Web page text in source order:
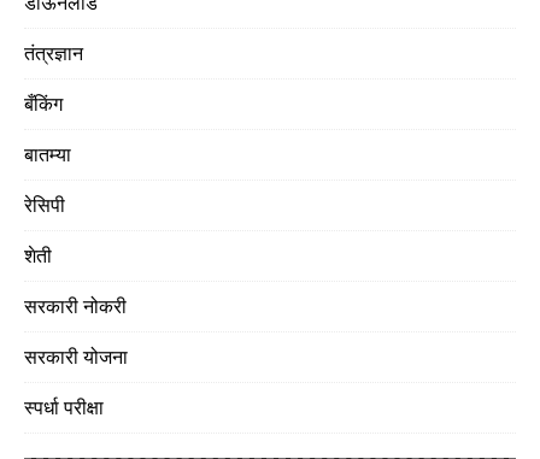
तंत्रज्ञान
बँकिंग
बातम्या
रेसिपी
शेती
सरकारी नोकरी
सरकारी योजना
स्पर्धा परीक्षा